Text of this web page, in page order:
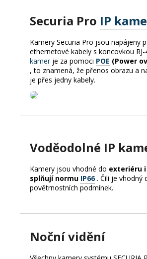
Securia Pro IP
Kamery Securia Pro jsou napájeny
ethernetové kabely s koncovkou RJ-
kamer je za pomoci POE (Power
, to znamená, že přenos obrazu a
je přes jedny kabely.
Voděodolné IP
Kamery jsou vhodné do exteriéru
splňují normu IP66. Čili je vhodný
povětrnostních podmínek.
Noční vidění